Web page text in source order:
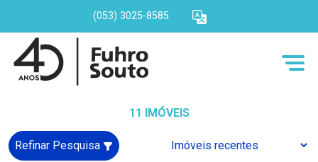
(053) 3025-8585
11 IMÓVEIS
Refinar Pesquisa